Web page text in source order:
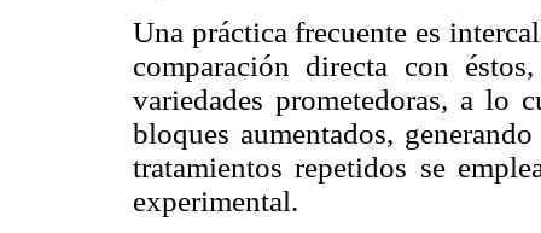
Una práctica frecuente es
comparación directa con
variedades prometedoras, a lo
bloques aumentados,
tratamientos repetidos se
experimental.